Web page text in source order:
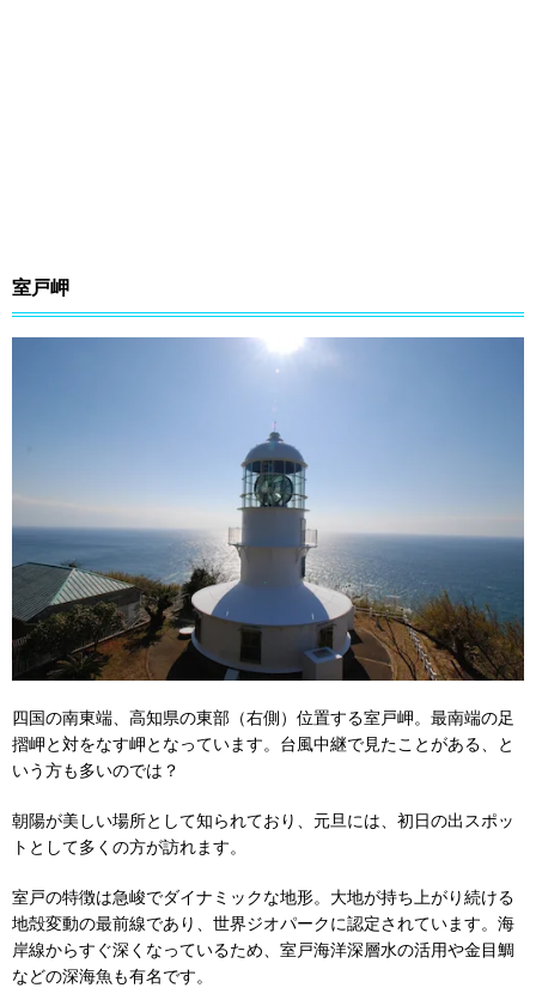
室戸岬
四国の南東端、高知県の東部（右側）位置する室戸岬。最南端の足
摺岬と対をなす岬となっています。台風中継で見たことがある、と
いう方も多いのでは？
朝陽が美しい場所として知られており、元旦には、初日の出スポッ
トとして多くの方が訪れます。
室戸の特徴は急峻でダイナミックな地形。大地が持ち上がり続ける
地殻変動の最前線であり、世界ジオパークに認定されています。海
岸線からすぐ深くなっているため、室戸海洋深層水の活用や金目鯛
などの深海魚も有名です。